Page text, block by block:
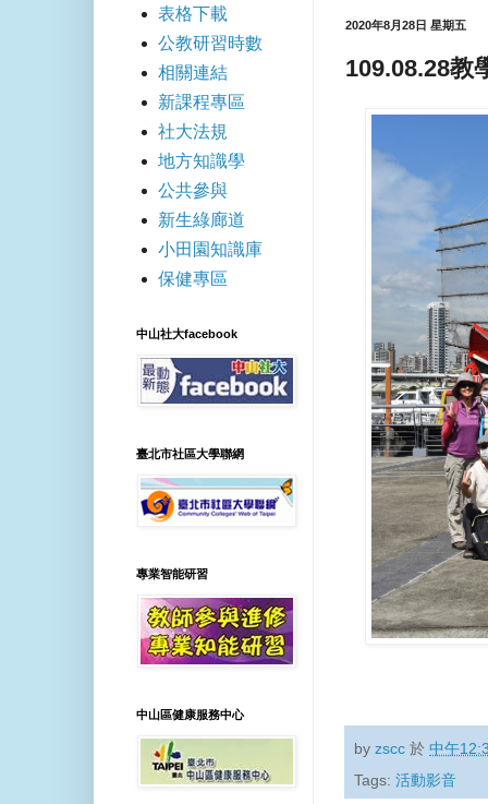
2020年8月28日 星期五
109.08.28教
byzscc 於中午
Tags:活動影音
表格下載
公教研習時數
相關連結
新課程專區
社大法規
地方知識學
公共參與
新生綠廊道
小田園知識庫
保健專區
中山社大facebook
臺北市社區大學聯網
專業智能研習
中山區健康服務中心